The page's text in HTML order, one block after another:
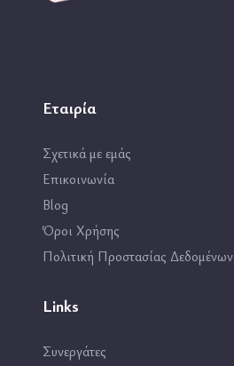
Εταιρία
Σχετικά με εμάς
Επικοινωνία
Blog
Όροι Χρήσης
Πολιτική Προστασίας Δεδομένων
Links
Συνεργάτες